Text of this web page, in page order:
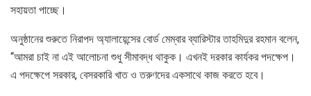
সহায়তা পাচ্ছে।
অনুষ্ঠানের শুরুতে নিরাপদ অ্যালায়েন্সের বোর্ড মেম্বার ব্যারিস্টার তাহমিদুর রহমান বলেন,
“আমরা চাই না এই আলোচনা শুধু সীমাবদ্ধ থাকুক। এখনই দরকার কার্যকর পদক্ষেপ।
এ পদক্ষেপে সরকার, বেসরকারি খাত ও তরুণদের একসাথে কাজ করতে হবে।